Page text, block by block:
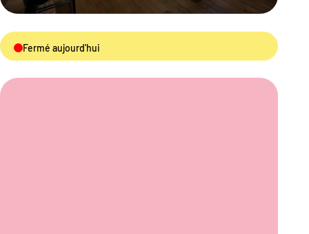
Fermé aujourd'hui